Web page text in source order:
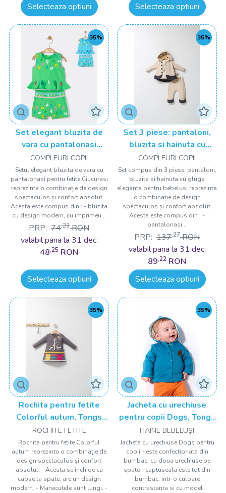
Selecteaza optiuni
Selecteaza optiuni
35%
Set elegant bluzita de
vara cu pantalonasi
pentru fetite Ciucurasi,
Tongs baby
COMPLEURI COPII
Setul elegant bluzita de vara cu
pantalonasi pentru fetite Ciucurasi
reprezinta o combinație de design
spectaculos și confort absolut.
Acesta este compus din : - bluzita
cu design modern, cu imprimeu...
PRP: 74,23 RON
valabil pana la 31 dec.
48,25 RON
Selecteaza optiuni
35%
Set 3 piese: pantaloni,
bluzita si hainuta cu
gluga eleganta pentru
bebelusi Fun Penguin,
Tongs baby
COMPLEURI COPII
Set compus din 3 piese: pantaloni,
bluzita si hainuta cu gluga
eleganta pentru bebelusi reprezinta
o combinație de design
spectaculos și confort absolut.
Acesta este compus din : -
pantalonasi...
PRP: 137,27 RON
valabil pana la 31 dec.
89,22 RON
Selecteaza optiuni
35%
Rochita pentru fetite
Colorful autum, Tongs
baby
ROCHITE FETITE
Rochita pentru fetite Colorful
autum reprezinta o combinație de
design spectaculos și confort
absolut. - Acesta se inchide cu
capse la spate, are un design
modern. - Manecutele sunt lungi. -
35%
Jacheta cu urechiuse
pentru copii Dogs, Tongs
baby
HAINE BEBELUȘI
Jacheta cu urechiuse Dogs pentru
copii - este confectionata din
bumbac, cu doua urechiuse pe
spate - captuseala este tot din
bumbac, intr-o culoare
contrastanta si cu model